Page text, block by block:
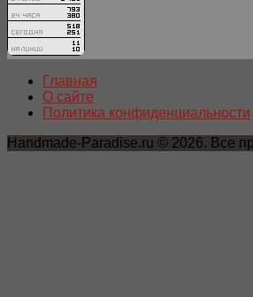
Главная
О сайте
Политика конфиденциальности
Handmade-Paradise.ru © 2026. Все